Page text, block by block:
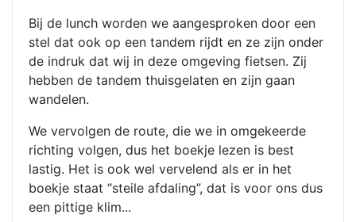
Bij de lunch worden we aangesproken door een
stel dat ook op een tandem rijdt en ze zijn onder
de indruk dat wij in deze omgeving fietsen. Zij
hebben de tandem thuisgelaten en zijn gaan
wandelen.
We vervolgen de route, die we in omgekeerde
richting volgen, dus het boekje lezen is best
lastig. Het is ook wel vervelend als er in het
boekje staat “steile afdaling”, dat is voor ons dus
een pittige klim...